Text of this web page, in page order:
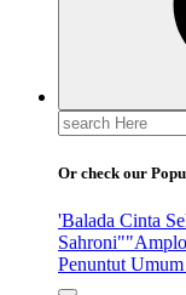
Search
for:
Or check our
'Balada Cinta
Sahroni"
Penuntut